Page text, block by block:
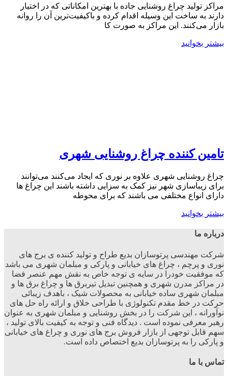
مراکز تولید چراغ روشنایی جاده با بهترین امکاناتی که در اختیار
دارند به ساخت این وسیله اقدام کرده و با‌کیفیت‌ترین آن را روانه
بازار می‌کنند. این مراکز به صورت کا
بیشتر بخوانید
تامین کننده چراغ روشنایی شهری
چراغ روشنایی شهری علاوه بر نوری که ایجاد می‌کنند می‌توانند
برای زیباسازی شهر نیز کمک به سزایی داشته باشند این چراغ ها
دارای انواع مختلفی می باشند که برای محوطه
بیشتر بخوانید
درباره ما
شرکت مهندسی پرتوسازان بدیع طراح و تولید کننده ی برج های
نوری و پرچم ، چراغ های خیابانی و پارکی و مبلمان شهری می باشد
که موفقیت خودرا در سایه ی توجه خاص به نقش مهم عنصر فضا
در مراکز مدرن شهری و همچنین تبدیل تیربرق ها و چراغ برق ها و
مبلمان شهری ساده خیابانی به محصولات شیک ، باهدف زیبائی
حرکت در خط مقدم تکنولوژی با طراحی خلاق و ارائه راه حل های
نوآورانه ، این شرکت را در بخش روشنایی و مبلمان شهری به عنوان
رهبر معرفی نموده است . دیدگاه فنی و توجه به کیفیت بالای تولید ،
سهم قابل توجهی از بازار فروش برج های نوری و چراغ های خیابانی
و پارکی را به پرتوسازان بدیع اختصاص داده است.
تماس با ما